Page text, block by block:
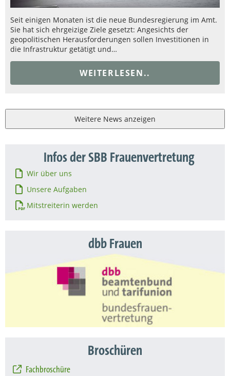
Seit einigen Monaten ist die neue Bundesregierung im Amt.
Sie hat sich ehrgeizige Ziele gesetzt: Angesichts der
geopolitischen Herausforderungen sollen Investitionen in
die Infrastruktur getätigt und…
WEITERLESEN..
Weitere News anzeigen
Infos der SBB Frauenvertretung
Wir über uns
Unsere Aufgaben
Mitstreiterin werden
dbb Frauen
Broschüren
Fachbroschüre